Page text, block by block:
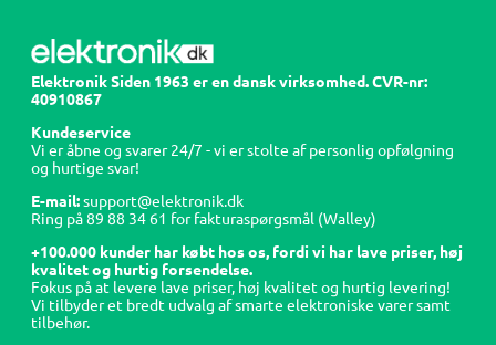
Elektronik Siden 1963 er en dansk virksomhed. CVR-nr:
40910867
Kundeservice
Vi er åbne og svarer 24/7 - vi er stolte af personlig opfølgning
og hurtige svar!
E-mail:support@elektronik.dk
Ring på89 88 34 61 for fakturaspørgsmål (Walley)
+100.000 kunder har købt hos os, fordi vi har lave priser, høj
kvalitet og hurtig forsendelse.
Fokus på at levere lave priser, høj kvalitet og hurtig levering!
Vi tilbyder et bredt udvalg af smarte elektroniske varer samt
tilbehør.